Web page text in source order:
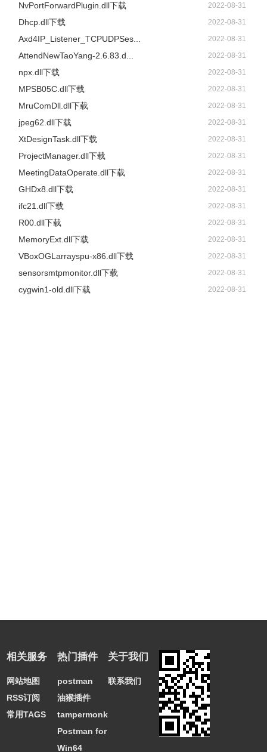
NvPortForwardPlugin.dll下载 2022-08-31
Dhcp.dll下载 2022-08-31
Axd4IP_Listener_TCPUDPSes... 2022-08-31
AttendNewTaoYang-2.6.83.d... 2022-08-31
npx.dll下载 2022-08-31
MPSB05C.dll下载 2022-08-31
MruComDll.dll下载 2022-08-31
jpeg62.dll下载 2022-08-31
XtDesignTask.dll下载 2022-08-31
ProjectManager.dll下载 2022-08-31
MeetingDataOperate.dll下载 2022-08-31
GHDx8.dll下载 2022-08-31
ifc21.dll下载 2022-08-31
R00.dll下载 2022-08-31
MemoryExt.dll下载 2022-08-31
VBoxOGLarrayspu-x86.dll下载 2022-08-31
sensorsmtpmonitor.dll下载 2022-08-31
cygwin1-old.dll下载 2022-08-31
相关服务
网站地图
RSS订阅
常用TAGS
热门插件
postman
油猴插件
tampermonkey
Postman for
Win64
关于我们
联系我们